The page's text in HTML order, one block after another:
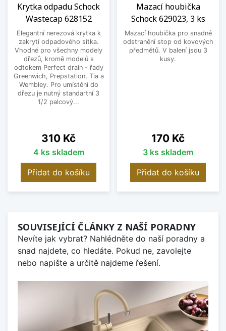
Krytka odpadu Schock
Wastecap 628152
Elegantní nerezová krytka k
zakrytí odpadového sítka.
Vhodné pro všechny modely
dřezů, kromě modelů s
odtokem Perfect drain - řady
Greenwich, Prepstation, Tia a
Wembley. Pro umístění do
dřezu je nutný standartní 3
1/2 palcový...
Cena
310 Kč
4 ks skladem
Přidat do košíku
Mazací houbička
Schock 629023, 3 ks
Mazací houbička pro snadné
odstranění stop od kovových
předmětů. V balení jsou 3
kusy.
Cena
170 Kč
3 ks skladem
Přidat do košíku
SOUVISEJÍCÍ ČLÁNKY Z NAŠÍ PORADNY
Nevíte jak vybrat? Nahlédněte do naší poradny a
snad najdete, co hledáte. Pokud ne, zavolejte
nebo napište a určitě najdeme řešení.